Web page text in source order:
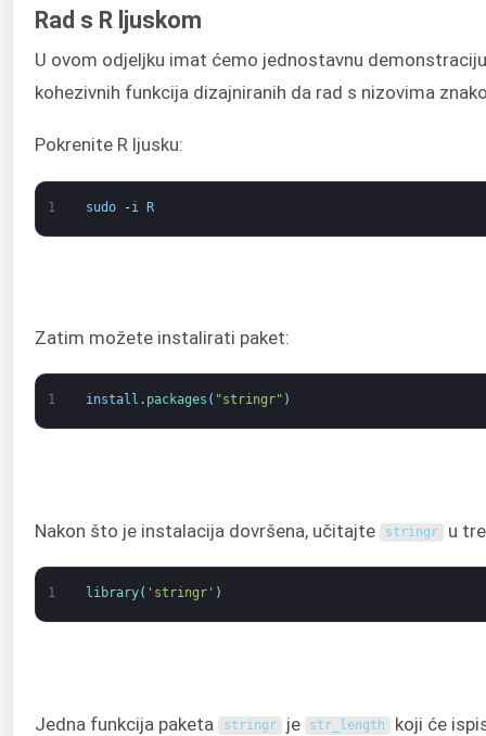
Rad s R ljuskom
U ovom odjeljku imat ćemo jednostavnu
kohezivnih funkcija dizajniranih da rad s nizovima
Pokrenite R ljusku:
1 sudo -i R
Zatim možete instalirati paket:
1 install . packages ( "stringr" )
Nakon što je instalacija dovršena, učitajte stringr u
1 library( 'stringr' )
Jedna funkcija paketa stringr je str_length koji će